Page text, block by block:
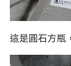
這是圓石方瓶